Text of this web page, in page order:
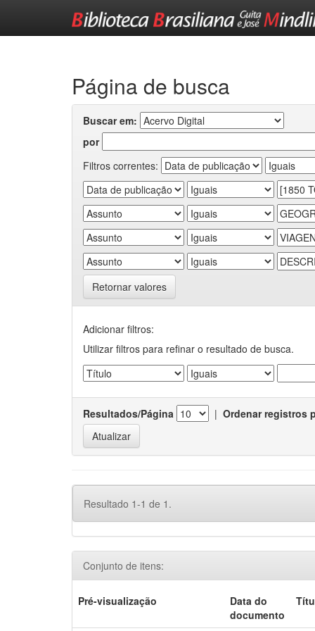
Página de busca
Buscar em:
por
Filtros correntes:
Retornar valores
Adicionar filtros:
Utilizar filtros para refinar o resultado de busca.
Resultados/Página | Ordenar registros
Resultado 1-1 de 1.
Conjunto de itens:
Pré-visualização
Data do
documento